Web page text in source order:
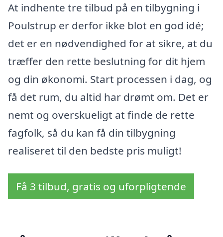
At indhente tre tilbud på en tilbygning i
Poulstrup er derfor ikke blot en god idé;
det er en nødvendighed for at sikre, at du
træffer den rette beslutning for dit hjem
og din økonomi. Start processen i dag, og
få det rum, du altid har drømt om. Det er
nemt og overskueligt at finde de rette
fagfolk, så du kan få din tilbygning
realiseret til den bedste pris muligt!
Få 3 tilbud, gratis og uforpligtende